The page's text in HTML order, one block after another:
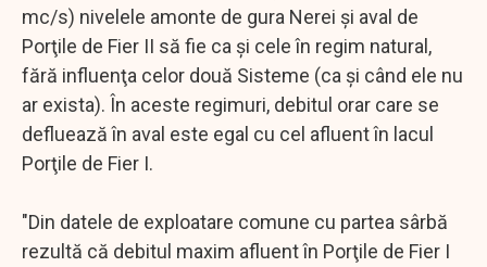
mc/s) nivelele amonte de gura Nerei şi aval de
Porţile de Fier II să fie ca şi cele în regim natural,
fără influenţa celor două Sisteme (ca şi când ele nu
ar exista). În aceste regimuri, debitul orar care se
defluează în aval este egal cu cel afluent în lacul
Porţile de Fier I.
"Din datele de exploatare comune cu partea sârbă
rezultă că debitul maxim afluent în Porţile de Fier I